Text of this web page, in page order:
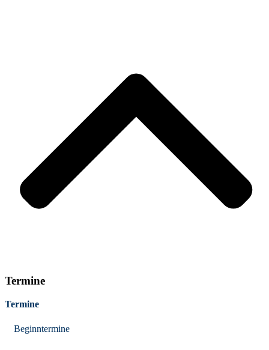
Termine
Termine
Beginntermine